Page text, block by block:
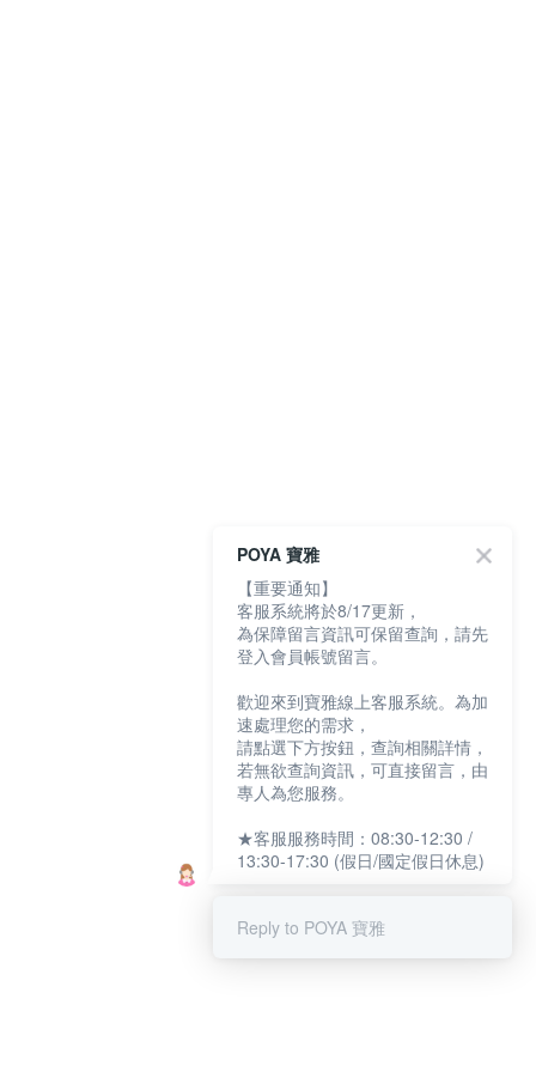
POYA 寶雅
【重要通知】
客服系統將於8/17更新，
為保障留言資訊可保留查詢，請先
登入會員帳號留言。
歡迎來到寶雅線上客服系統。為加
速處理您的需求，
請點選下方按鈕，查詢相關詳情，
若無欲查詢資訊，可直接留言，由
專人為您服務。
★客服服務時間：08:30-12:30 /
13:30-17:30 (假日/國定假日休息)
Reply to POYA 寶雅